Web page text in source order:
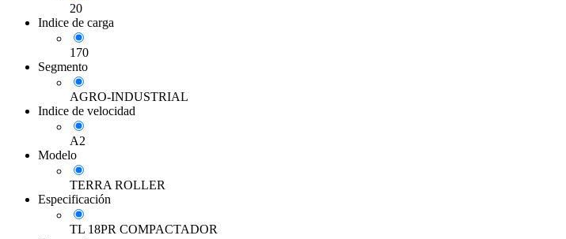
20
Indice de carga
170
Segmento
AGRO-INDUSTRIAL
Indice de velocidad
A2
Modelo
TERRA ROLLER
Especificación
TL 18PR COMPACTADOR